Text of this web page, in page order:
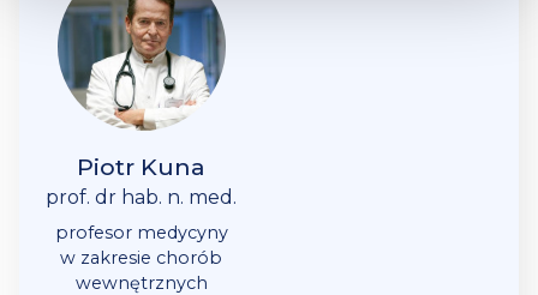
Piotr Kuna
prof. dr hab. n. med.
profesor medycyny
w zakresie chorób
wewnętrznych